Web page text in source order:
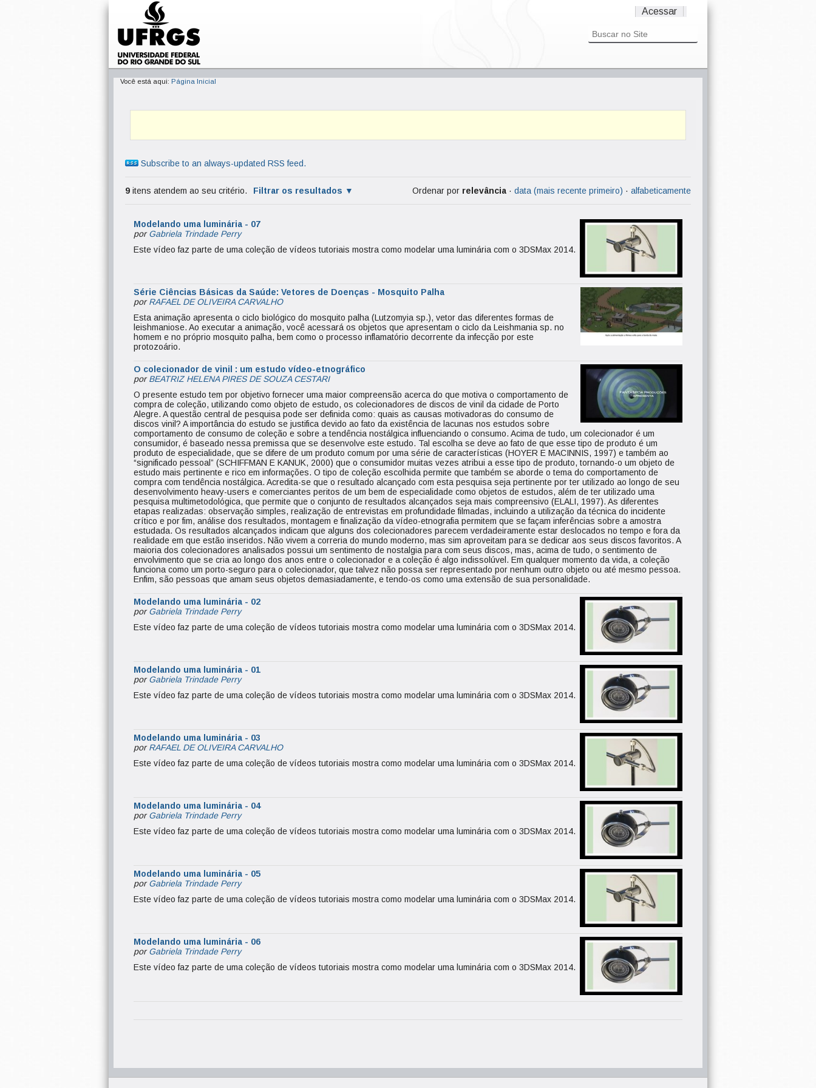
Acessar
Você está aqui: Página Inicial
Subscribe to an always-updated RSS feed.
9itens atendem ao seu critério. Filtrar os resultados Ordenar por relevância · data (mais recente primeiro) · alfabeticamente
Modelando uma luminária - 07
porGabriela Trindade Perry
Este vídeo faz parte de uma coleção de vídeos tutoriais mostra como modelar uma luminária com o 3DSMax 2014.
Série Ciências Básicas da Saúde: Vetores de Doenças - Mosquito Palha
porRAFAEL DE OLIVEIRA CARVALHO
Esta animação apresenta o ciclo biológico do mosquito palha (Lutzomyia sp.), vetor das diferentes formas de
leishmaniose. Ao executar a animação, você acessará os objetos que apresentam o ciclo da Leishmania sp. no
homem e no próprio mosquito palha, bem como o processo inflamatório decorrente da infecção por este
protozoário.
O colecionador de vinil : um estudo vídeo-etnográfico
porBEATRIZ HELENA PIRES DE SOUZA CESTARI
O presente estudo tem por objetivo fornecer uma maior compreensão acerca do que motiva o comportamento de
compra de coleção, utilizando como objeto de estudo, os colecionadores de discos de vinil da cidade de Porto
Alegre. A questão central de pesquisa pode ser definida como: quais as causas motivadoras do consumo de
discos vinil? A importância do estudo se justifica devido ao fato da existência de lacunas nos estudos sobre
comportamento de consumo de coleção e sobre a tendência nostálgica influenciando o consumo. Acima de tudo, um colecionador é um
consumidor, é baseado nessa premissa que se desenvolve este estudo. Tal escolha se deve ao fato de que esse tipo de produto é um
produto de especialidade, que se difere de um produto comum por uma série de características (HOYER E MACINNIS, 1997) e também ao
“significado pessoal” (SCHIFFMAN E KANUK, 2000) que o consumidor muitas vezes atribui a esse tipo de produto, tornando-o um objeto de
estudo mais pertinente e rico em informações. O tipo de coleção escolhida permite que também se aborde o tema do comportamento de
compra com tendência nostálgica. Acredita-se que o resultado alcançado com esta pesquisa seja pertinente por ter utilizado ao longo de seu
desenvolvimento heavy-users e comerciantes peritos de um bem de especialidade como objetos de estudos, além de ter utilizado uma
pesquisa multimetodológica, que permite que o conjunto de resultados alcançados seja mais compreensivo (ELALI, 1997). As diferentes
etapas realizadas: observação simples, realização de entrevistas em profundidade filmadas, incluindo a utilização da técnica do incidente
crítico e por fim, análise dos resultados, montagem e finalização da vídeo-etnografia permitem que se façam inferências sobre a amostra
estudada. Os resultados alcançados indicam que alguns dos colecionadores parecem verdadeiramente estar deslocados no tempo e fora da
realidade em que estão inseridos. Não vivem a correria do mundo moderno, mas sim aproveitam para se dedicar aos seus discos favoritos. A
maioria dos colecionadores analisados possui um sentimento de nostalgia para com seus discos, mas, acima de tudo, o sentimento de
envolvimento que se cria ao longo dos anos entre o colecionador e a coleção é algo indissolúvel. Em qualquer momento da vida, a coleção
funciona como um porto-seguro para o colecionador, que talvez não possa ser representado por nenhum outro objeto ou até mesmo pessoa.
Enfim, são pessoas que amam seus objetos demasiadamente, e tendo-os como uma extensão de sua personalidade.
Modelando uma luminária - 02
porGabriela Trindade Perry
Este vídeo faz parte de uma coleção de vídeos tutoriais mostra como modelar uma luminária com o 3DSMax 2014.
Modelando uma luminária - 01
porGabriela Trindade Perry
Este vídeo faz parte de uma coleção de vídeos tutoriais mostra como modelar uma luminária com o 3DSMax 2014.
Modelando uma luminária - 03
porRAFAEL DE OLIVEIRA CARVALHO
Este vídeo faz parte de uma coleção de vídeos tutoriais mostra como modelar uma luminária com o 3DSMax 2014.
Modelando uma luminária - 04
porGabriela Trindade Perry
Este vídeo faz parte de uma coleção de vídeos tutoriais mostra como modelar uma luminária com o 3DSMax 2014.
Modelando uma luminária - 05
porGabriela Trindade Perry
Este vídeo faz parte de uma coleção de vídeos tutoriais mostra como modelar uma luminária com o 3DSMax 2014.
Modelando uma luminária - 06
porGabriela Trindade Perry
Este vídeo faz parte de uma coleção de vídeos tutoriais mostra como modelar uma luminária com o 3DSMax 2014.